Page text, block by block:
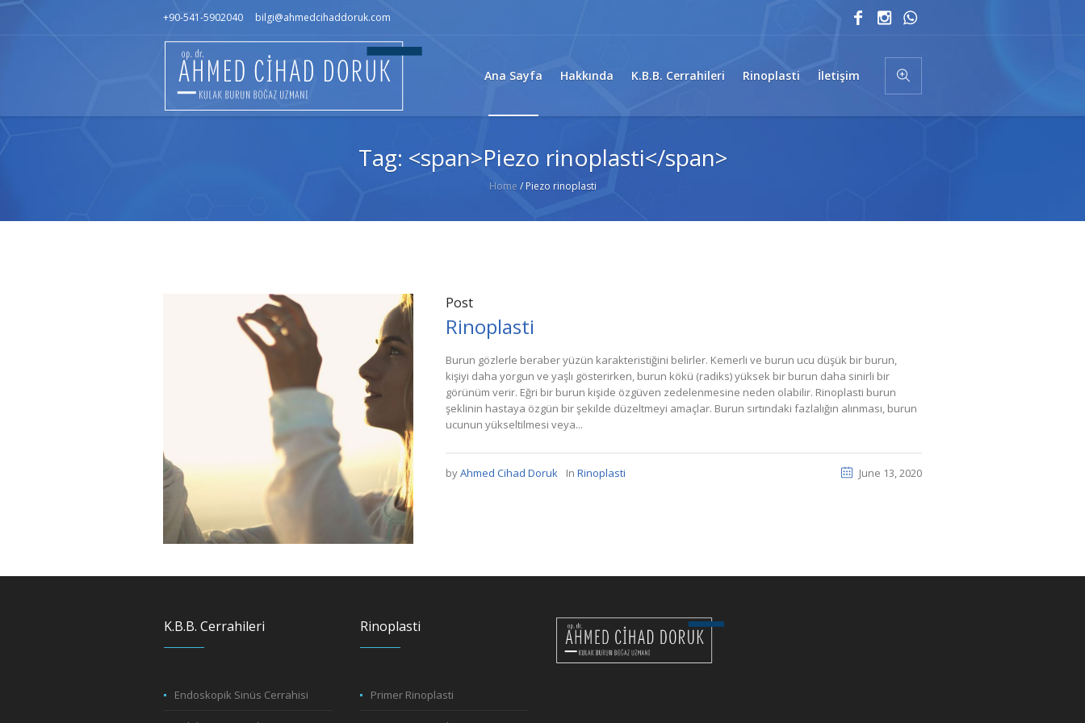
+90-541-5902040 bilgi@ahmedcihaddoruk.com
Ana Sayfa Hakkında K.B.B. Cerrahileri Rinoplasti İletişim
Tag: <span>Piezo rinoplasti</span>
Home / Piezo rinoplasti
Post
Rinoplasti
Burun gözlerle beraber yüzün karakteristiğini belirler. Kemerli ve burun ucu düşük bir burun,
kişiyi daha yorgun ve yaşlı gösterirken, burun kökü (radiks) yüksek bir burun daha sinirli bir
görünüm verir. Eğri bir burun kişide özgüven zedelenmesine neden olabilir. Rinoplasti burun
şeklinin hastaya özgün bir şekilde düzeltmeyi amaçlar. Burun sırtındaki fazlalığın alınması, burun
ucunun yükseltilmesi veya...
June 13, 2020
byAhmed Cihad Doruk InRinoplasti
K.B.B. Cerrahileri
Endoskopik Sinüs Cerrahisi
Rinoplasti
Primer Rinoplasti